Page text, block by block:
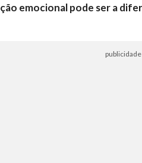
emocional pode ser a
publicidade